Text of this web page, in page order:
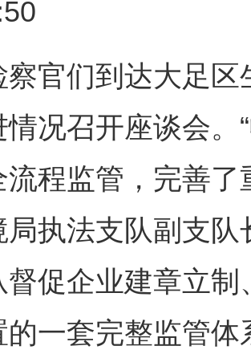
们到达大足区
情况召开座谈会。
流程监管，完善了
局执法支队副支
督促企业建章立
的一套完整监管体